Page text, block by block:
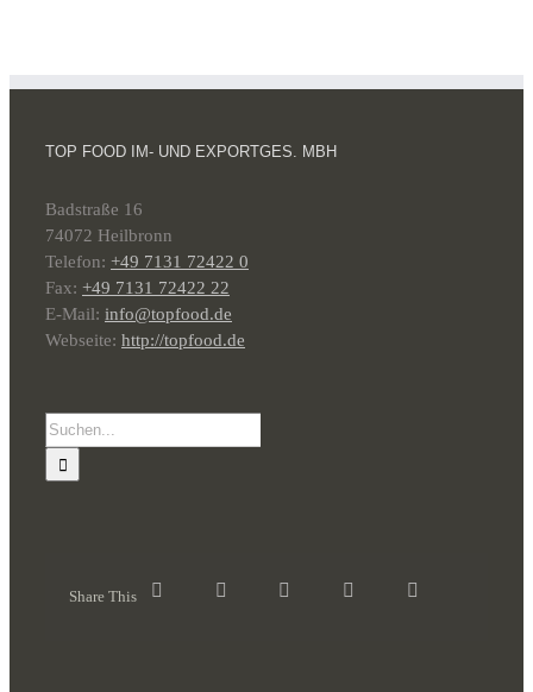
TOP FOOD IM- UND EXPORTGES. MBH
Badstraße 16
74072 Heilbronn
Telefon: +49 7131 72422 0
Fax: +49 7131 72422 22
E-Mail: info@topfood.de
Webseite: http://topfood.de
Suche
nach:
Share This